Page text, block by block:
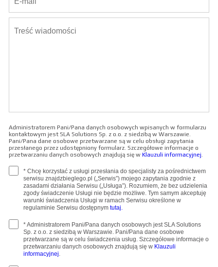
Administratorem Pani/Pana danych osobowych wpisanych w formularzu
kontaktowym jest SLA Solutions Sp. z o.o. z siedzibą w Warszawie.
Pani/Pana dane osobowe przetwarzane są w celu obsługi zapytania
przesłanego przez udostępniony formularz. Szczegółowe informacje o
przetwarzaniu danych osobowych znajdują się w Klauzuli informacyjnej.
* Chcę korzystać z usługi przesłania do specjalisty za pośrednictwem
serwisu znajdzbieglego.pl („Serwis”) mojego zapytania zgodnie z
zasadami działania Serwisu („Usługa”). Rozumiem, że bez udzielenia
zgody świadczenie Usługi nie będzie możliwe. Tym samym akceptuję
warunki świadczenia Usługi w ramach Serwisu określone w
regulaminie Serwisu dostępnym tutaj.
* Administratorem Pani/Pana danych osobowych jest SLA Solutions
Sp. z o.o. z siedzibą w Warszawie. Pani/Pana dane osobowe
przetwarzane są w celu świadczenia usług. Szczegółowe informacje o
przetwarzaniu danych osobowych znajdują się w Klauzuli
informacyjnej.